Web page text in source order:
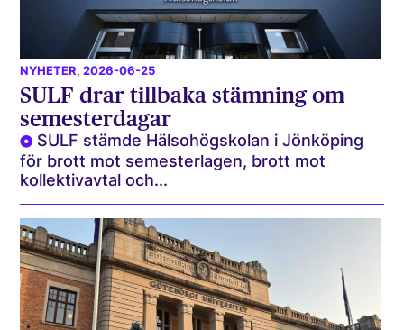
NYHETER, 2026-06-25
SULF drar tillbaka stämning om
semesterdagar
SULF stämde Hälsohögskolan i Jönköping
för brott mot semesterlagen, brott mot
kollektivavtal och...